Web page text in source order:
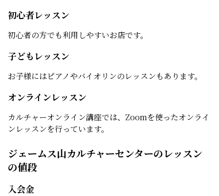
初心者レッスン
初心者の方でも利用しやすいお店です。
子どもレッスン
お子様にはピアノやバイオリンのレッスンもあります。
オンラインレッスン
カルチャーオンライン講座では、Zoomを使ったオンライ
ンレッスンを行っています。
ジェームス山カルチャーセンターのレッスン
の値段
入会金